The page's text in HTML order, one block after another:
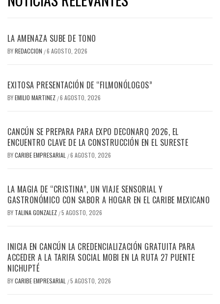
LA AMENAZA SUBE DE TONO
BYREDACCION /6 AGOSTO, 2026
EXITOSA PRESENTACIÓN DE “FILMONÓLOGOS”
BYEMILIO MARTINEZ /6 AGOSTO, 2026
CANCÚN SE PREPARA PARA EXPO DECONARQ 2026, EL
ENCUENTRO CLAVE DE LA CONSTRUCCIÓN EN EL SURESTE
BYCARIBE EMPRESARIAL /6 AGOSTO, 2026
LA MAGIA DE “CRISTINA”, UN VIAJE SENSORIAL Y
GASTRONÓMICO CON SABOR A HOGAR EN EL CARIBE MEXICANO
BY TALINA GONZALEZ /5 AGOSTO, 2026
INICIA EN CANCÚN LA CREDENCIALIZACIÓN GRATUITA PARA
ACCEDER A LA TARIFA SOCIAL MOBI EN LA RUTA 27 PUENTE
NICHUPTÉ
BYCARIBE EMPRESARIAL /5 AGOSTO, 2026